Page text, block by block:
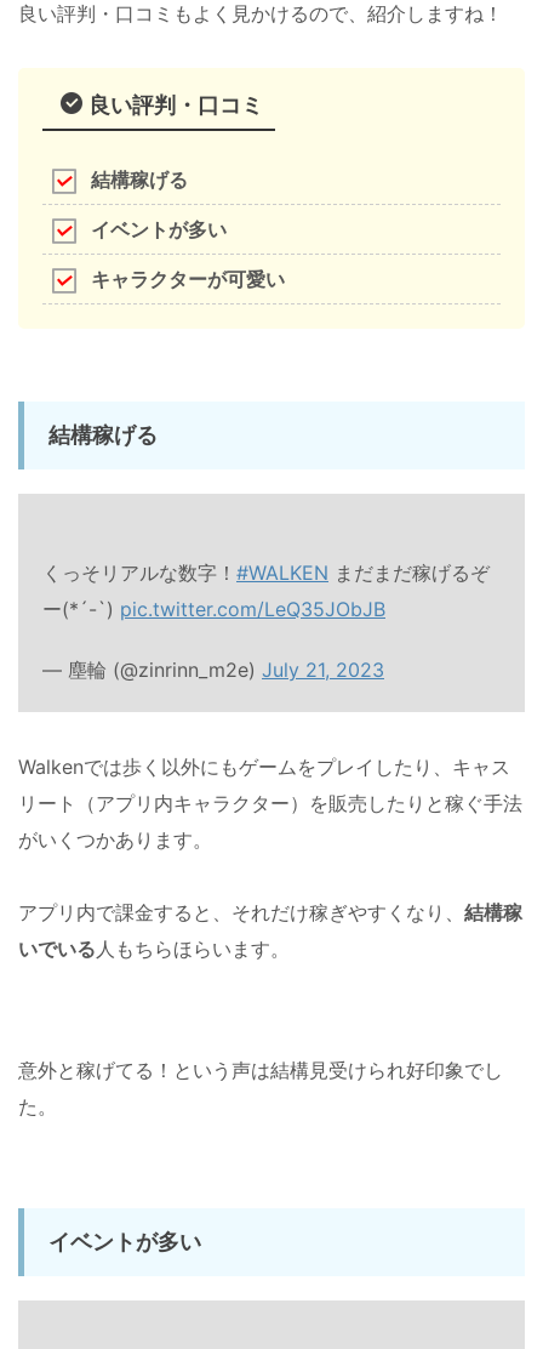
良い評判・口コミもよく見かけるので、紹介しますね！
良い評判・口コミ
結構稼げる
イベントが多い
キャラクターが可愛い
結構稼げる
くっそリアルな数字！ #WALKEN まだまだ稼げるぞ
ー(*´-`) pic.twitter.com/LeQ35JObJB
— 塵輪 (@zinrinn_m2e) July 21, 2023
Walkenでは歩く以外にもゲームをプレイしたり、キャス
リート（アプリ内キャラクター）を販売したりと稼ぐ手法
がいくつかあります。
アプリ内で課金すると、それだけ稼ぎやすくなり、 結構稼
いでいる人もちらほらいます。
意外と稼げてる！という声は結構見受けられ好印象でし
た。
イベントが多い